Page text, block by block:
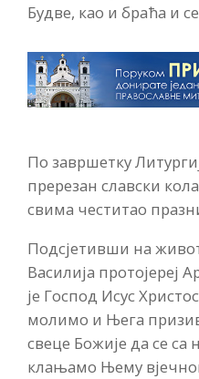
Будве, као и браћа и
По завршетку
пререзан славски
свима честитао
Подсјетивши на
Василија протојереј
је Господ Исус
молимо и Њега
свеце Божије да се
клањамо Њему